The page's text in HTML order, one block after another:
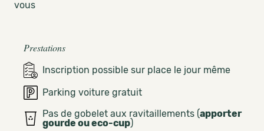
vous
Prestations
Inscription possible sur place le jour même
Parking voiture gratuit
Pas de gobelet aux ravitaillements (apporter
gourde ou eco-cup)